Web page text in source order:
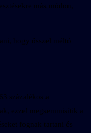
más módon,
hogy ősszel méltó
százalékos a
ezzel megsemmisítik a
fognak tartani és